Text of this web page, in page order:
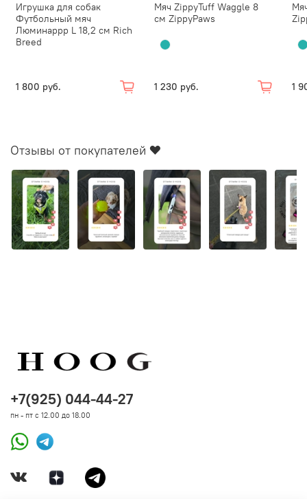
Игрушка для собак
Футбольный мяч
Люминаррр L 18,2 см Rich
Breed
1 800 руб.
Мяч ZippyTuff Waggle 8
см ZippyPaws
1 230 руб. 1
Отзывы от покупателей ❤️
+7(925) 044-44-27
пн - пт с 12.00 до 18.00